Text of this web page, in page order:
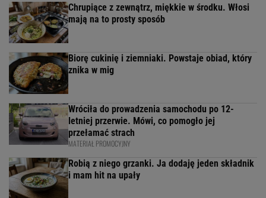
Chrupiące z zewnątrz, miękkie w środku. Włosi
mają na to prosty sposób
Biorę cukinię i ziemniaki. Powstaje obiad, który
znika w mig
Wróciła do prowadzenia samochodu po 12-
letniej przerwie. Mówi, co pomogło jej
przełamać strach
MATERIAŁ PROMOCYJNY
Robią z niego grzanki. Ja dodaję jeden składnik
i mam hit na upały